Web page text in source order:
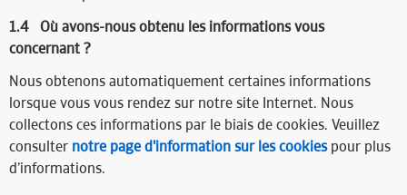
1.4 Où avons-nous obtenu les informations vous
concernant ?
Nous obtenons automatiquement certaines informations
lorsque vous vous rendez sur notre site Internet. Nous
collectons ces informations par le biais de cookies. Veuillez
consulter notre page d'information sur les cookiespour plus
d’informations.